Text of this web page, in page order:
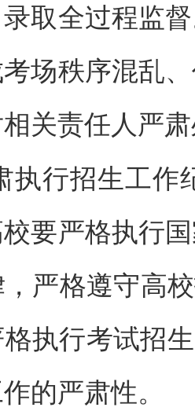
取全过程监
场秩序混乱
关责任人严
行招生工作
要严格执行
严格遵守高
执行考试招
的严肃性。